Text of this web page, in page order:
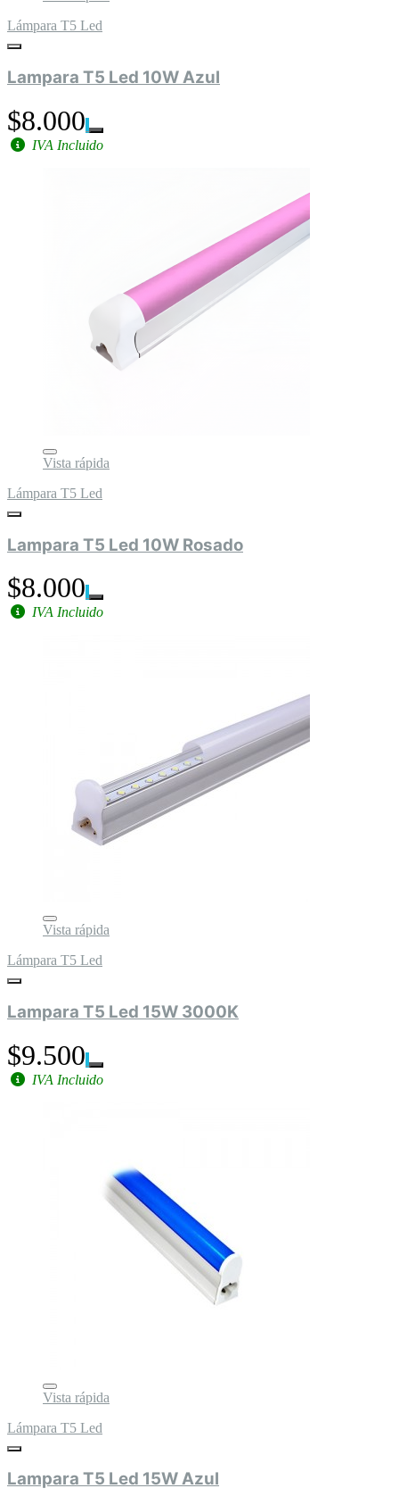
Lámpara T5 Led
Lampara T5 Led 10W Azul
$8.000
IVA Incluido
Vista rápida
Lámpara T5 Led
Lampara T5 Led 10W Rosado
$8.000
IVA Incluido
Vista rápida
Lámpara T5 Led
Lampara T5 Led 15W 3000K
$9.500
IVA Incluido
Vista rápida
Lámpara T5 Led
Lampara T5 Led 15W Azul